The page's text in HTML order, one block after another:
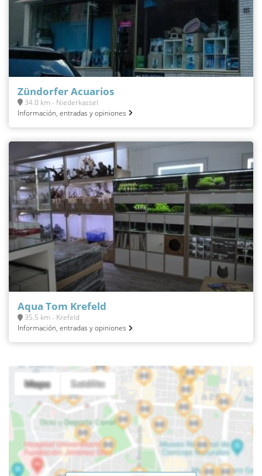
Zündorfer Acuarios
34.0 km - Niederkassel
Información, entradas y opiniones
Aqua Tom Krefeld
35.5 km - Krefeld
Información, entradas y opiniones